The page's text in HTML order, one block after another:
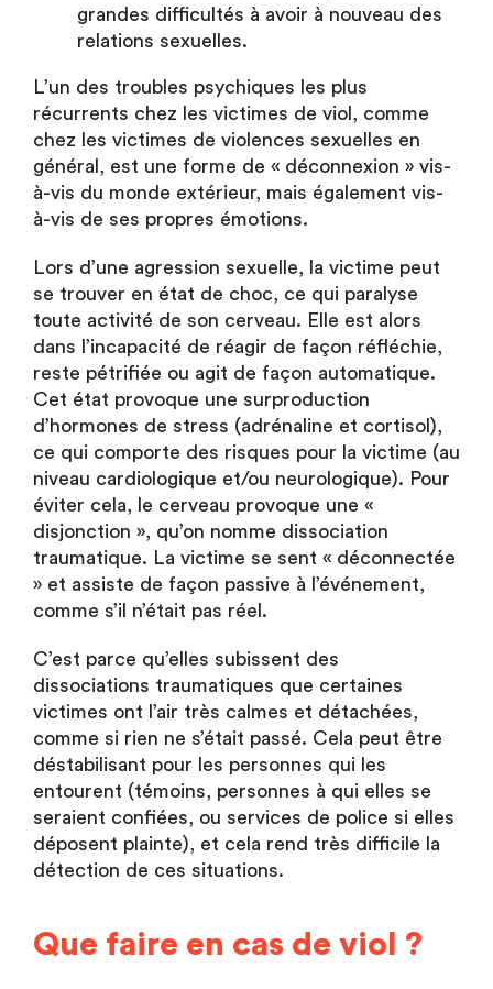
grandes difficultés à avoir à nouveau des
relations sexuelles.
L’un des troubles psychiques les plus
récurrents chez les victimes de viol, comme
chez les victimes de violences sexuelles en
général, est une forme de « déconnexion » vis-
à-vis du monde extérieur, mais également vis-
à-vis de ses propres émotions.
Lors d’une agression sexuelle, la victime peut
se trouver en état de choc, ce qui paralyse
toute activité de son cerveau. Elle est alors
dans l’incapacité de réagir de façon réfléchie,
reste pétrifiée ou agit de façon automatique.
Cet état provoque une surproduction
d’hormones de stress (adrénaline et cortisol),
ce qui comporte des risques pour la victime (au
niveau cardiologique et/ou neurologique). Pour
éviter cela, le cerveau provoque une «
disjonction », qu’on nomme dissociation
traumatique. La victime se sent « déconnectée
» et assiste de façon passive à l’événement,
comme s’il n’était pas réel.
C’est parce qu’elles subissent des
dissociations traumatiques que certaines
victimes ont l’air très calmes et détachées,
comme si rien ne s’était passé. Cela peut être
déstabilisant pour les personnes qui les
entourent (témoins, personnes à qui elles se
seraient confiées, ou services de police si elles
déposent plainte), et cela rend très difficile la
détection de ces situations.
Que faire en cas de viol ?